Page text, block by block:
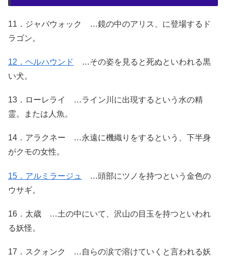
11．ジャバウォック …鏡の中のアリス、に登場するド
ラゴン。
12．ヘルハウンド
…その姿を見ると死ぬといわれる黒
い犬。
13．ローレライ …ライン川に出現するという水の精
霊。または人魚。
14．アラクネー …永遠に機織りをするという、下半身
がクモの女性。
15．アルミラージュ
…頭部にツノを持つという金色の
ウサギ。
16．太歳 …土の中にいて、沢山の目玉を持つといわれ
る妖怪。
17．スクォンク …自らの涙で溶けていくと言われる妖